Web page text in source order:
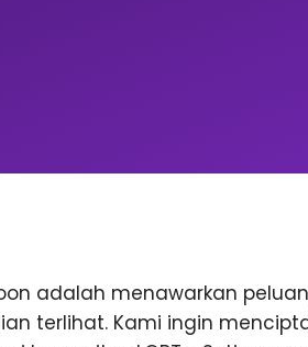
adalah menawarkan
terlihat. Kami ingin